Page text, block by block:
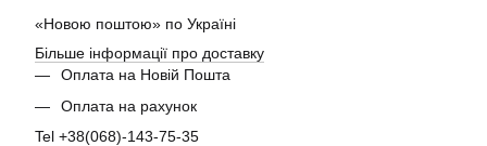
«Новою поштою» по Україні
Більше інформації про доставку
Оплата на Новій Пошта
Оплата на рахунок
Tel +38(068)-143-75-35